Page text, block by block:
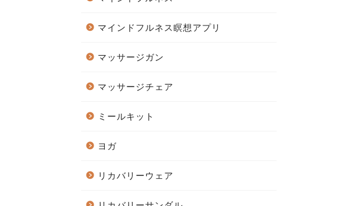
マインドフルネス瞑想アプリ
マッサージガン
マッサージチェア
ミールキット
ヨガ
リカバリーウェア